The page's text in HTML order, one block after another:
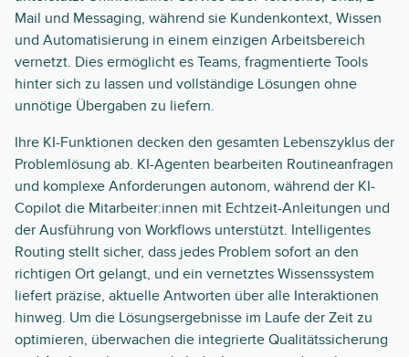
Mail und Messaging, während sie Kundenkontext, Wissen
und Automatisierung in einem einzigen Arbeitsbereich
vernetzt. Dies ermöglicht es Teams, fragmentierte Tools
hinter sich zu lassen und vollständige Lösungen ohne
unnötige Übergaben zu liefern.
Ihre KI-Funktionen decken den gesamten Lebenszyklus der
Problemlösung ab. KI-Agenten bearbeiten Routineanfragen
und komplexe Anforderungen autonom, während der KI-
Copilot die Mitarbeiter:innen mit Echtzeit-Anleitungen und
der Ausführung von Workflows unterstützt. Intelligentes
Routing stellt sicher, dass jedes Problem sofort an den
richtigen Ort gelangt, und ein vernetztes Wissenssystem
liefert präzise, aktuelle Antworten über alle Interaktionen
hinweg. Um die Lösungsergebnisse im Laufe der Zeit zu
optimieren, überwachen die integrierte Qualitätssicherung